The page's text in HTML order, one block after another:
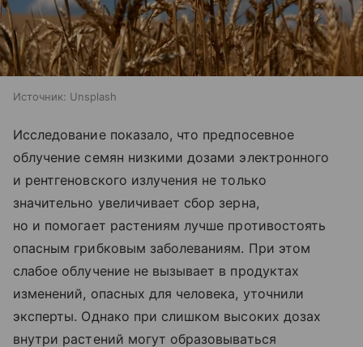
Источник: Unsplash
Исследование показало, что предпосевное
облучение семян низкими дозами электронного
и рентгеновского излучения не только
значительно увеличивает сбор зерна,
но и помогает растениям лучше противостоять
опасным грибковым заболеваниям. При этом
слабое облучение не вызывает в продуктах
изменений, опасных для человека, уточнили
эксперты. Однако при слишком высоких дозах
внутри растений могут образовываться